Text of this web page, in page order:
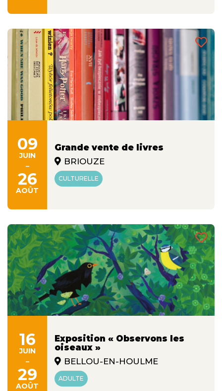
09
JUIN
-
26
AOÛT
Grande vente de livres
BRIOUZE
CULTURELLE
16
JUIN
-
29
AOÛT
Exposition « Observons les
oiseaux »
BELLOU-EN-HOULME
ADULTE